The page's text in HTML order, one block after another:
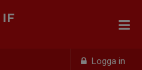
Logga in
IF